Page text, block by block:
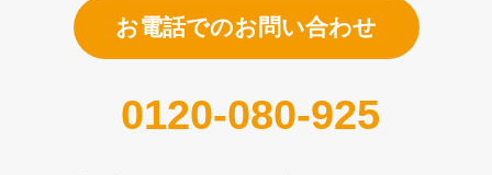
お電話でのお問い合わせ
0120-080-925